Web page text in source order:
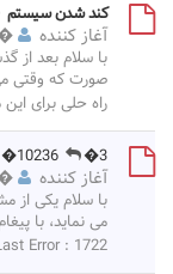
کند شدن سیستم
آغاز کننده
با سلام بعد از
صورت که وقتی
راه حلی برای
�10236 �3
آغاز کننده
با سلام یکی از
Error : 1722